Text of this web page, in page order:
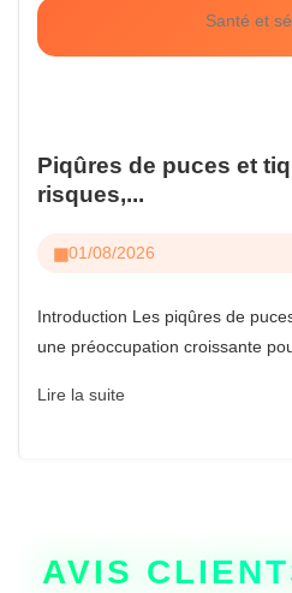
Santé et
Piqûres de puces et
risques,...
01/08/2026
Introduction Les piqûres de
une préoccupation croissante
Lire la suite
AVIS